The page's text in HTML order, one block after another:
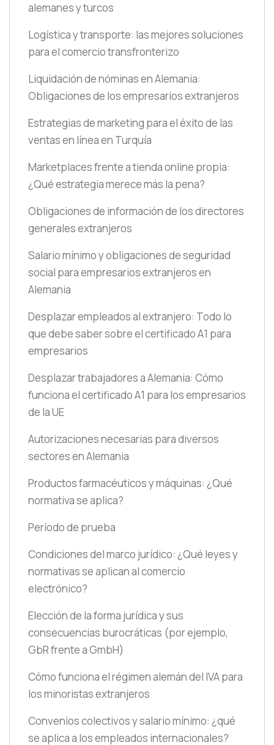
alemanes y turcos
Logística y transporte: las mejores soluciones
para el comercio transfronterizo
Liquidación de nóminas en Alemania:
Obligaciones de los empresarios extranjeros
Estrategias de marketing para el éxito de las
ventas en línea en Turquía
Marketplaces frente a tienda online propia:
¿Qué estrategia merece más la pena?
Obligaciones de información de los directores
generales extranjeros
Salario mínimo y obligaciones de seguridad
social para empresarios extranjeros en
Alemania
Desplazar empleados al extranjero: Todo lo
que debe saber sobre el certificado A1 para
empresarios
Desplazar trabajadores a Alemania: Cómo
funciona el certificado A1 para los empresarios
de la UE
Autorizaciones necesarias para diversos
sectores en Alemania
Productos farmacéuticos y máquinas: ¿Qué
normativa se aplica?
Período de prueba
Condiciones del marco jurídico: ¿Qué leyes y
normativas se aplican al comercio
electrónico?
Elección de la forma jurídica y sus
consecuencias burocráticas (por ejemplo,
GbR frente a GmbH)
Cómo funciona el régimen alemán del IVA para
los minoristas extranjeros
Convenios colectivos y salario mínimo: ¿qué
se aplica a los empleados internacionales?